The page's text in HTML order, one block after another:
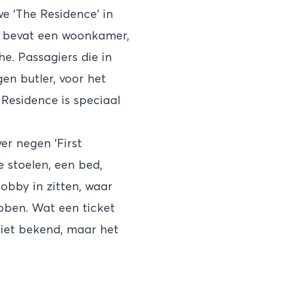
'The Residence' in
een woonkamer,
Passagiers die in
butler, voor het
is speciaal
negen 'First
stoelen, een bed,
in zitten, waar
Wat een ticket
bekend, maar het